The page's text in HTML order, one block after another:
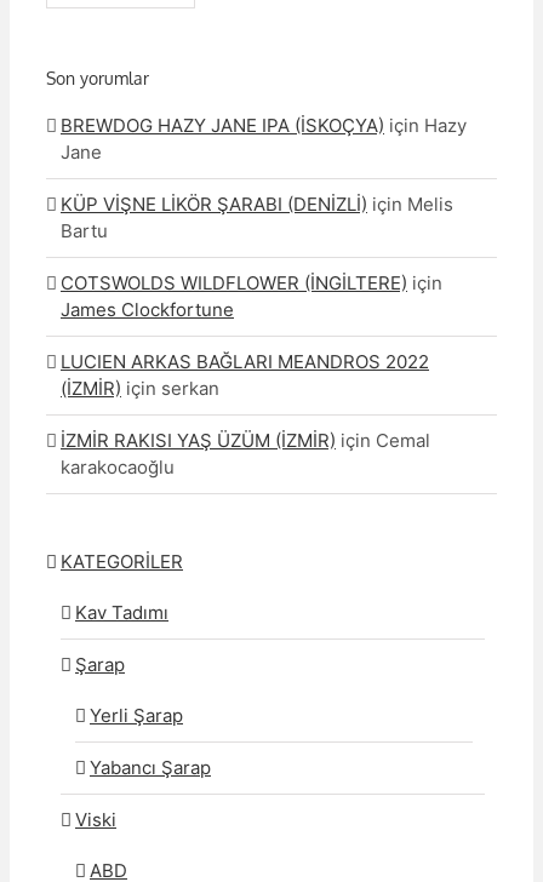
Son yorumlar
BREWDOG HAZY JANE IPA (İSKOÇYA) için Hazy
Jane
KÜP VİŞNE LİKÖR ŞARABI (DENİZLİ) için Melis
Bartu
COTSWOLDS WILDFLOWER (İNGİLTERE) için
James Clockfortune
LUCIEN ARKAS BAĞLARI MEANDROS 2022
(İZMİR) için serkan
İZMİR RAKISI YAŞ ÜZÜM (İZMİR) için Cemal
karakocaoğlu
KATEGORİLER
Kav Tadımı
Şarap
Yerli Şarap
Yabancı Şarap
Viski
ABD